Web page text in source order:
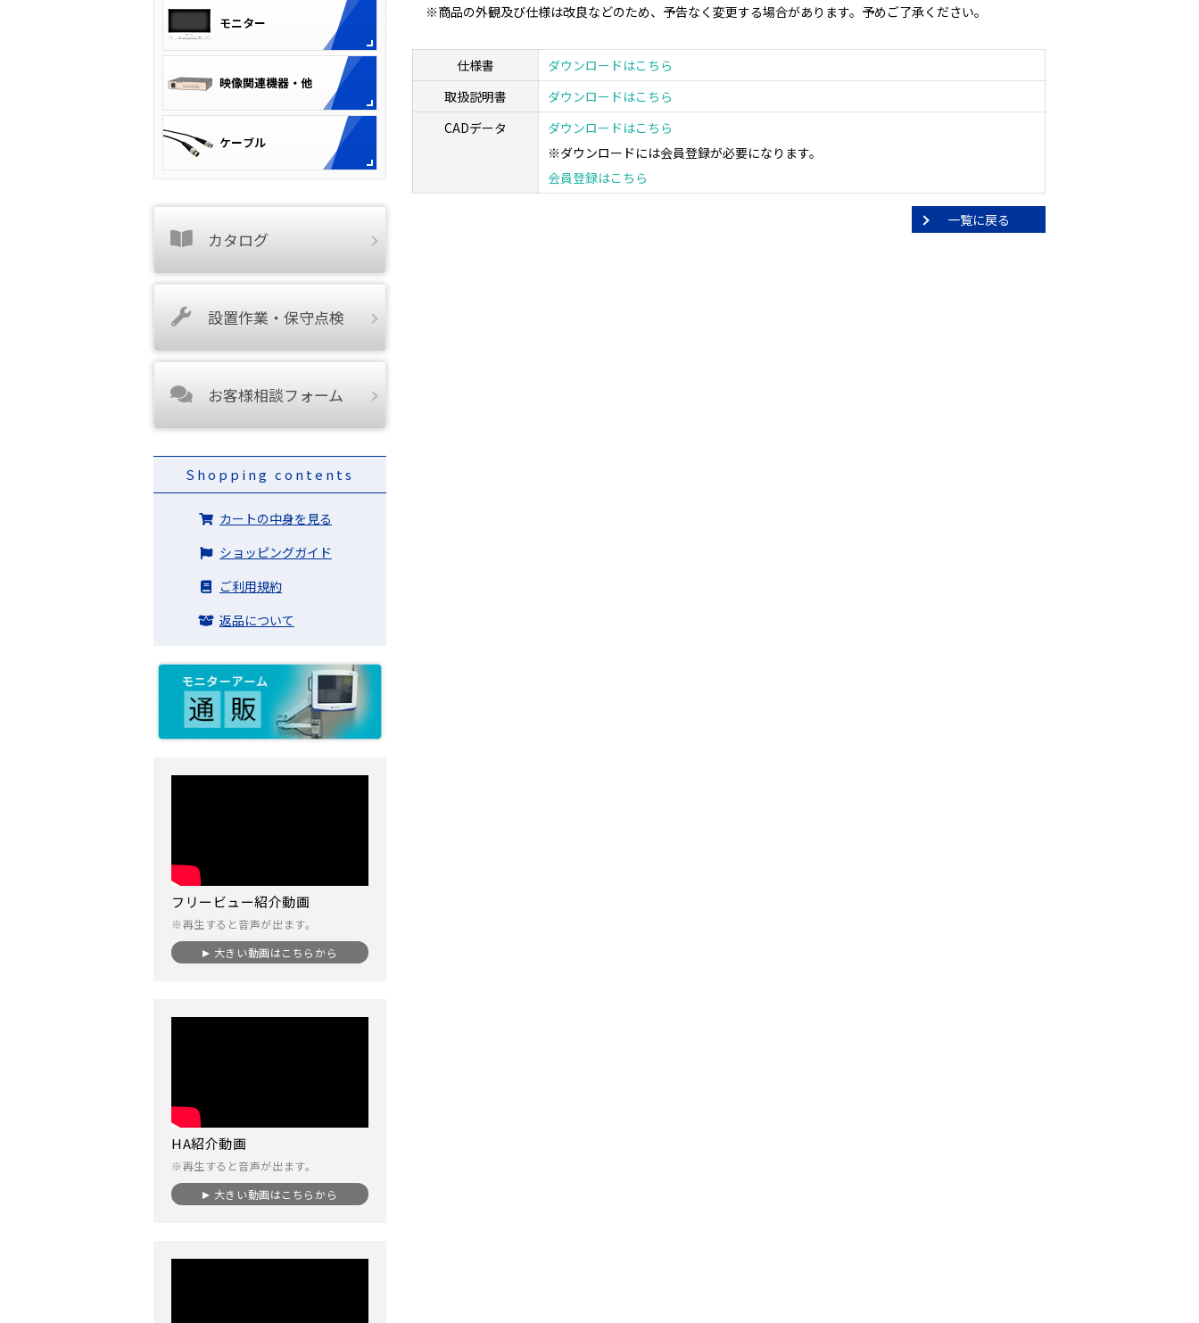
※商品の外観及び仕様は改良などのため、予告なく変更する場合があります。予めご了承ください。
仕様書
ダウンロードはこちら
取扱説明書
ダウンロードはこちら
CADデータ
ダウンロードはこちら
※ダウンロードには会員登録が必要になります。
会員登録はこちら
一覧に戻る
カタログ
設置作業・保守点検
お客様相談フォーム
Shopping contents
カートの中身を見る
ショッピングガイド
ご利用規約
返品について
フリービュー紹介動画
※再生すると音声が出ます。
大きい動画はこちらから
HA紹介動画
※再生すると音声が出ます。
大きい動画はこちらから